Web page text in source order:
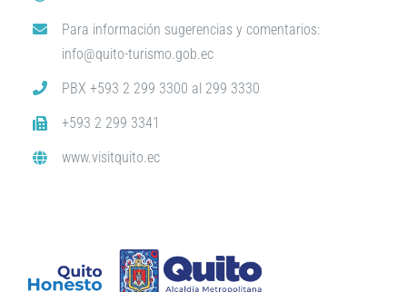
Para información sugerencias y comentarios:
info@quito-turismo.gob.ec
PBX +593 2 299 3300 al 299 3330
+593 2 299 3341
www.visitquito.ec